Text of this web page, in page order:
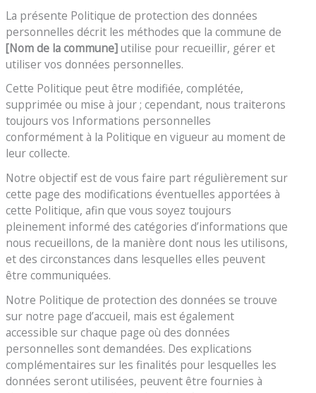
La présente Politique de protection des données
personnelles décrit les méthodes que la commune de
[Nom de la commune]utilise pour recueillir, gérer et
utiliser vos données personnelles.
Cette Politique peut être modifiée, complétée,
supprimée ou mise à jour ; cependant, nous traiterons
toujours vos Informations personnelles
conformément à la Politique en vigueur au moment de
leur collecte.
Notre objectif est de vous faire part régulièrement sur
cette page des modifications éventuelles apportées à
cette Politique, afin que vous soyez toujours
pleinement informé des catégories d’informations que
nous recueillons, de la manière dont nous les utilisons,
et des circonstances dans lesquelles elles peuvent
être communiquées.
Notre Politique de protection des données se trouve
sur notre page d’accueil, mais est également
accessible sur chaque page où des données
personnelles sont demandées. Des explications
complémentaires sur les finalités pour lesquelles les
données seront utilisées, peuvent être fournies à